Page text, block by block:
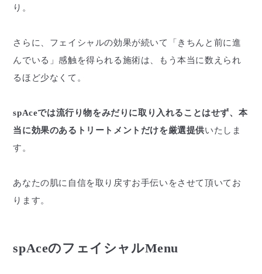
り。
さらに、フェイシャルの効果が続いて「きちんと前に進
んでいる」感触を得られる施術は、もう本当に数えられ
るほど少なくて。
spAceでは流行り物をみだりに取り入れることはせず、本
当に効果のあるトリートメントだけを厳選提供いたしま
す。
あなたの肌に自信を取り戻すお手伝いをさせて頂いてお
ります。
spAceのフェイシャルMenu